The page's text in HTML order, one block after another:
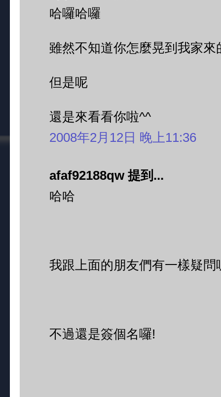
哈囉哈囉
雖然不知道你怎麼晃到我家來
但是呢
還是來看看你啦^^
2008年2月12日 晚上11:36
afaf92188qw 提到...
哈哈
我跟上面的朋友們有一樣疑問
不過還是簽個名囉!